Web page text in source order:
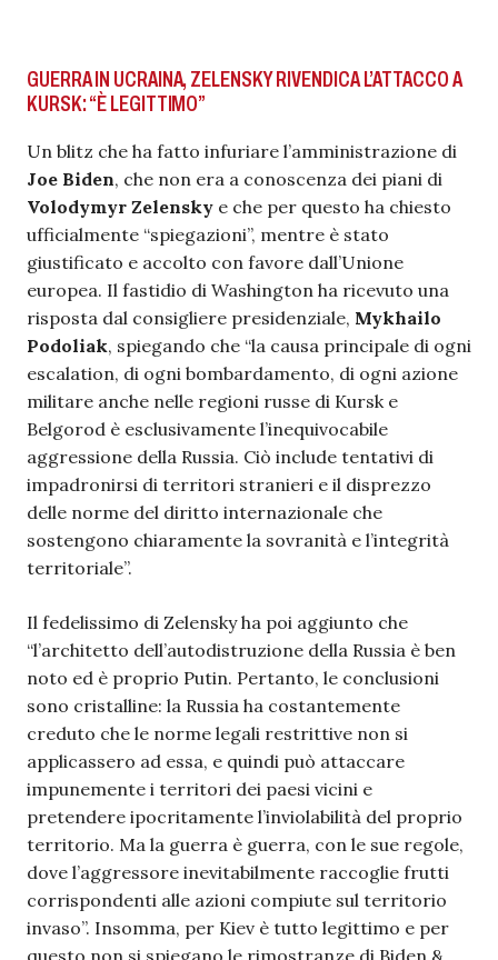
GUERRA IN UCRAINA, ZELENSKY RIVENDICA L’ATTACCO A
KURSK: “È LEGITTIMO”
Un blitz che ha fatto infuriare l’amministrazione di
Joe Biden, che non era a conoscenza dei piani di
Volodymyr Zelensky e che per questo ha chiesto
ufficialmente “spiegazioni”, mentre è stato
giustificato e accolto con favore dall’Unione
europea. Il fastidio di Washington ha ricevuto una
risposta dal consigliere presidenziale, Mykhailo
Podoliak, spiegando che “la causa principale di ogni
escalation, di ogni bombardamento, di ogni azione
militare anche nelle regioni russe di Kursk e
Belgorod è esclusivamente l’inequivocabile
aggressione della Russia. Ciò include tentativi di
impadronirsi di territori stranieri e il disprezzo
delle norme del diritto internazionale che
sostengono chiaramente la sovranità e l’integrità
territoriale”.
Il fedelissimo di Zelensky ha poi aggiunto che
“l’architetto dell’autodistruzione della Russia è ben
noto ed è proprio Putin. Pertanto, le conclusioni
sono cristalline: la Russia ha costantemente
creduto che le norme legali restrittive non si
applicassero ad essa, e quindi può attaccare
impunemente i territori dei paesi vicini e
pretendere ipocritamente l’inviolabilità del proprio
territorio. Ma la guerra è guerra, con le sue regole,
dove l’aggressore inevitabilmente raccoglie frutti
corrispondenti alle azioni compiute sul territorio
invaso”. Insomma, per Kiev è tutto legittimo e per
questo non si spiegano le rimostranze di Biden &